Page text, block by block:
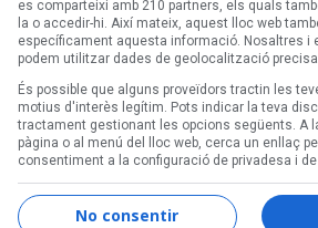
es comparteixi amb 210 partners, els quals
la o accedir-hi. Així mateix, aquest lloc web
específicament aquesta informació. Nosaltres i
podem utilitzar dades de geolocalització precisa.
És possible que alguns proveïdors tractin les
motius d'interès legítim. Pots indicar la teva
tractament gestionant les opcions següents. A
pàgina o al menú del lloc web, cerca un enllaç
consentiment a la configuració de privadesa i de
No consentir